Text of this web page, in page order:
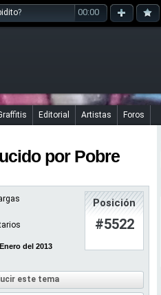
? 00:00
Editorial Artistas Foros
por Pobre
del 2013
Posición
#5522
este tema